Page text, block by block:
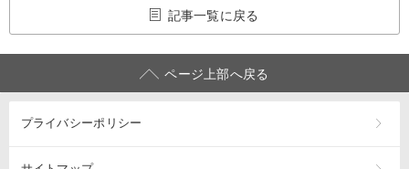
記事一覧に戻る
ページ上部へ戻る
プライバシーポリシー